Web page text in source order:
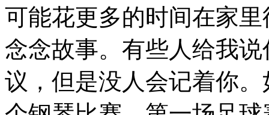
可能花更多的时间在家
念念故事。有些人给我
议，但是没人会记着你